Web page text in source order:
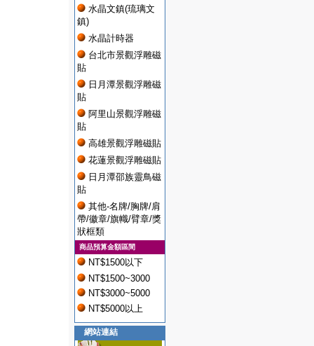
水晶文鎮(琉璃文
鎮)
水晶計時器
台北市景觀浮雕磁
貼
日月潭景觀浮雕磁
貼
阿里山景觀浮雕磁
貼
高雄景觀浮雕磁貼
花蓮景觀浮雕磁貼
日月潭邵族靈鳥磁
貼
其他-名牌/胸牌/肩
帶/徽章/旗幟/臂章/獎
狀框類
商品預算金額區間
NT$1500以下
NT$1500~3000
NT$3000~5000
NT$5000以上
網站連結